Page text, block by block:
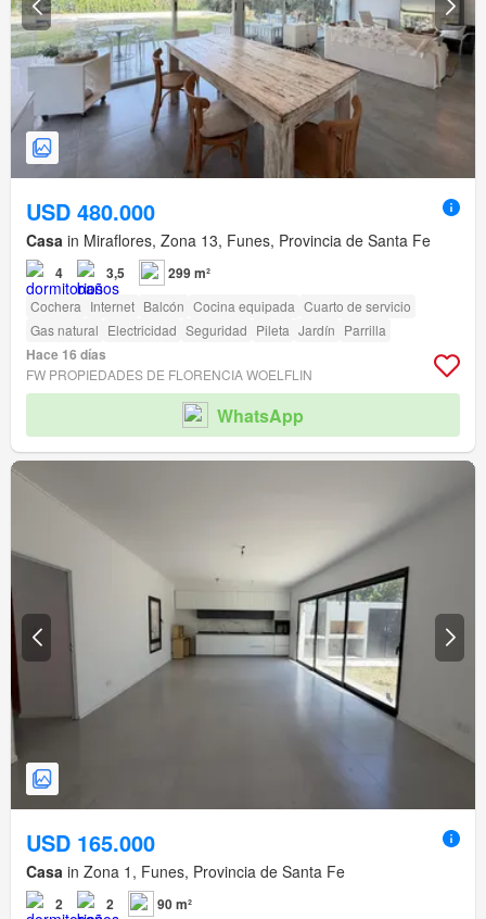
USD 480.000
Casa in Miraflores, Zona 13, Funes, Provincia de Santa Fe
4 3,5 299 m²
Cochera Internet Balcón Cocina equipada Cuarto de servicio
Gas natural Electricidad Seguridad Pileta Jardín Parrilla
Hace 16 días
FW PROPIEDADES DE FLORENCIA WOELFLIN
WhatsApp
USD 165.000
Casa in Zona 1, Funes, Provincia de Santa Fe
2 2 90 m²